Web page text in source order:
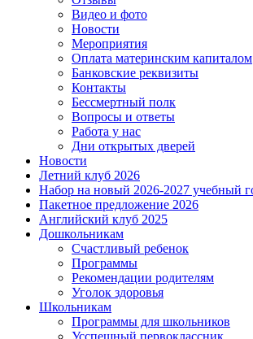
Видео и фото
Новости
Мероприятия
Оплата материнским капиталом
Банковские реквизиты
Контакты
Бессмертный полк
Вопросы и ответы
Работа у нас
Дни открытых дверей
Новости
Летний клуб 2026
Набор на новый 2026-2027 учебный
Пакетное предложение 2026
Английский клуб 2025
Дошкольникам
Счастливый ребенок
Программы
Рекомендации родителям
Уголок здоровья
Школьникам
Программы для школьников